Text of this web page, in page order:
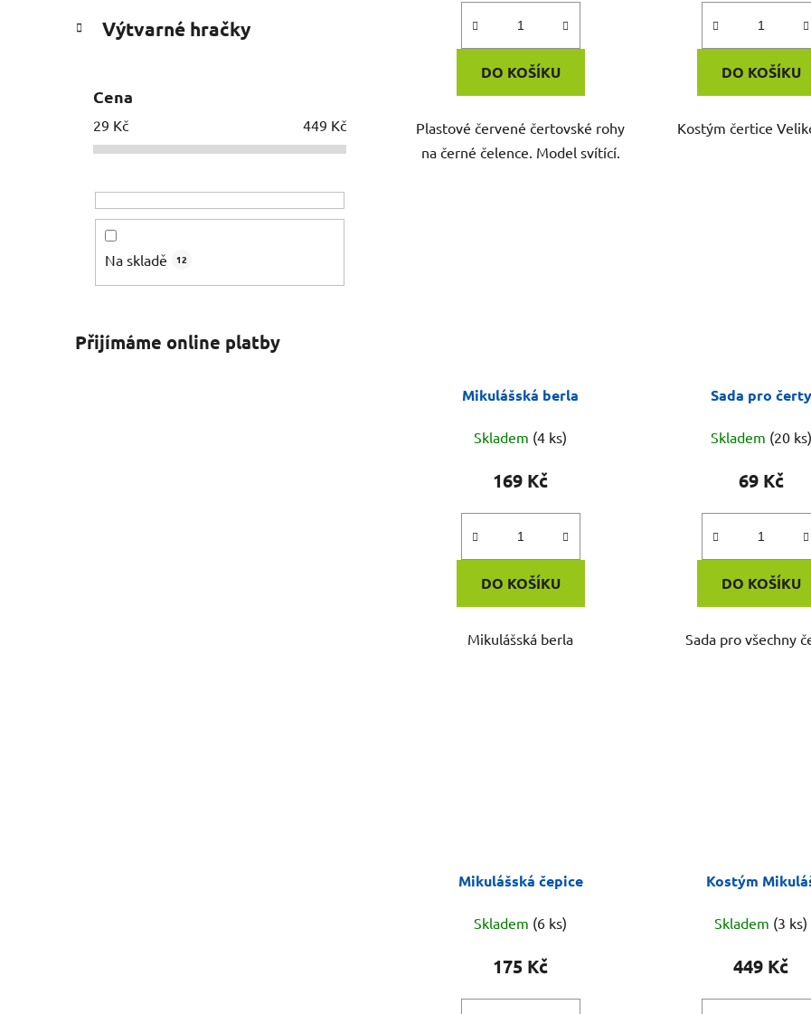
Výtvarné hračky
Cena
29 Kč 449 Kč
Na skladě 12
Přijímáme online platby
DO KOŠÍKU
Plastové červené čertovské rohy
na černé čelence. Model svítící.
DO KOŠÍKU
Kostým čertice
Mikulášská berla
Skladem (4 ks)
169 Kč
DO KOŠÍKU
Mikulášská berla
Sada pro čerty
Skladem (20 ks)
69 Kč
DO KOŠÍKU
Sada pro všechny
Mikulášská čepice
Skladem (6 ks)
175 Kč
Kostým
Skladem (3 ks)
449 Kč